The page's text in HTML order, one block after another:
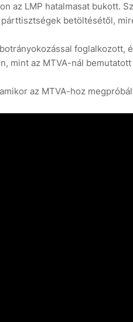
az LMP hatalmasat bukott.
betöltésétől,
foglalkozott,
mint az MTVA-nál
az MTVA-hoz